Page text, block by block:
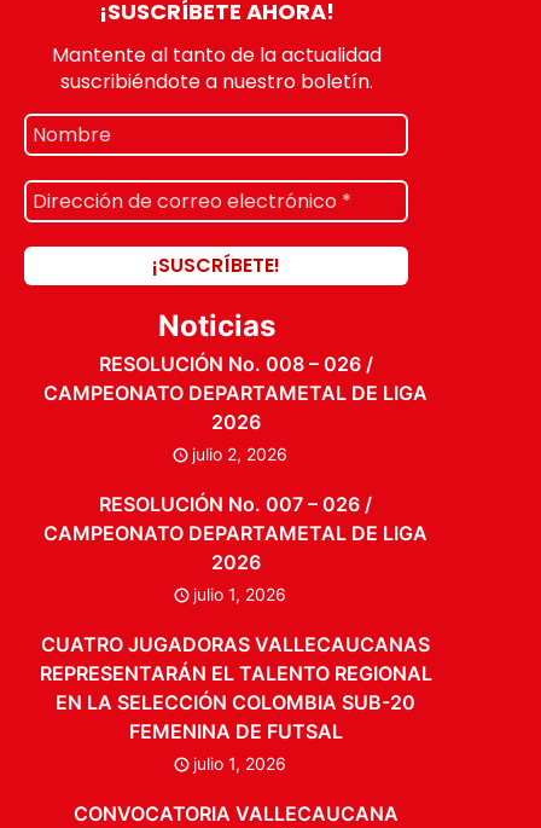
¡SUSCRÍBETE AHORA!
Mantente al tanto de la actualidad
suscribiéndote a nuestro boletín.
Noticias
RESOLUCIÓN No. 008 – 026 /
CAMPEONATO DEPARTAMETAL DE LIGA
2026
julio 2, 2026
RESOLUCIÓN No. 007 – 026 /
CAMPEONATO DEPARTAMETAL DE LIGA
2026
julio 1, 2026
CUATRO JUGADORAS VALLECAUCANAS
REPRESENTARÁN EL TALENTO REGIONAL
EN LA SELECCIÓN COLOMBIA SUB-20
FEMENINA DE FUTSAL
julio 1, 2026
CONVOCATORIA VALLECAUCANA